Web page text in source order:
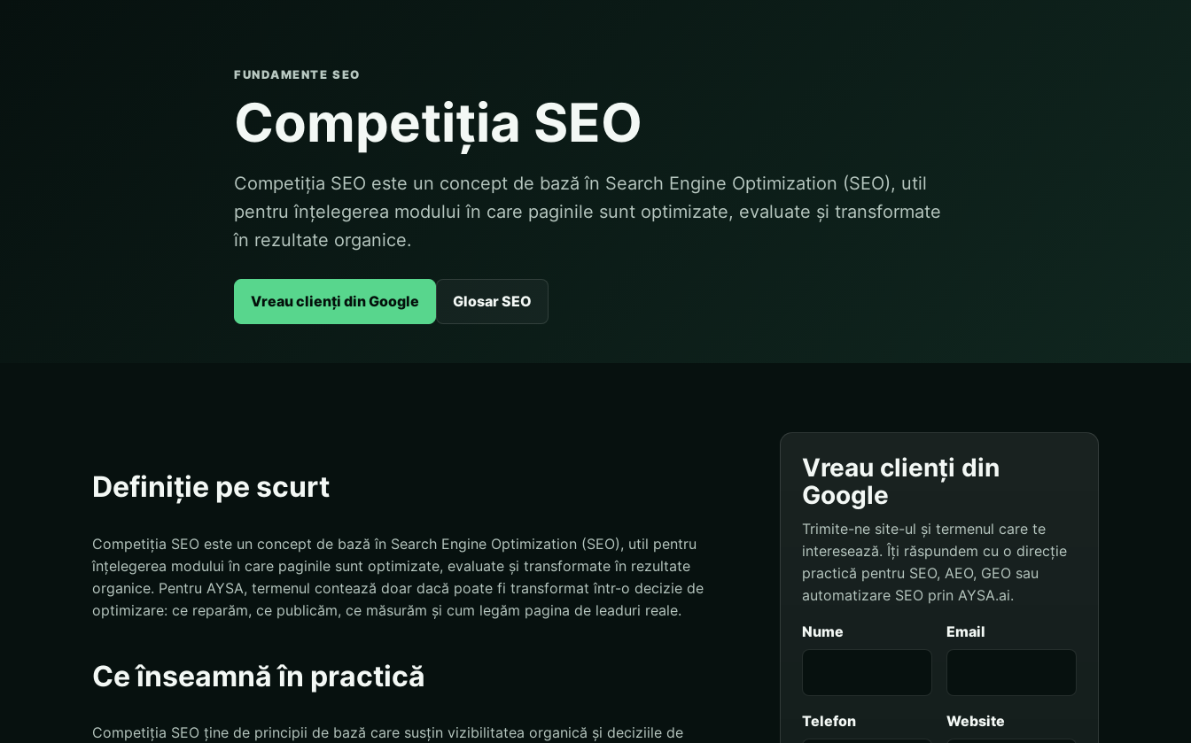
FUNDAMENTE SEO
Competiția SEO
Competiția SEO este un concept de bază în Search Engine Optimization (SEO), util
pentru înțelegerea modului în care paginile sunt optimizate, evaluate și transformate
în rezultate organice.
Vreau clienți din Google Glosar SEO
Definiție pe scurt
Competiția SEO este un concept de bază în Search Engine Optimization (SEO), util pentru
înțelegerea modului în care paginile sunt optimizate, evaluate și transformate în rezultate
organice. Pentru AYSA, termenul contează doar dacă poate fi transformat într-o decizie de
optimizare: ce reparăm, ce publicăm, ce măsurăm și cum legăm pagina de leaduri reale.
Ce înseamnă în practică
Competiția SEO ține de principii de bază care susțin vizibilitatea organică și deciziile de
Vreau clienți din
Google
Trimite-ne site-ul și termenul care te
interesează. Îți răspundem cu o direcție
practică pentru SEO, AEO, GEO sau
automatizare SEO prin AYSA.ai.
Nume Email
Telefon Website